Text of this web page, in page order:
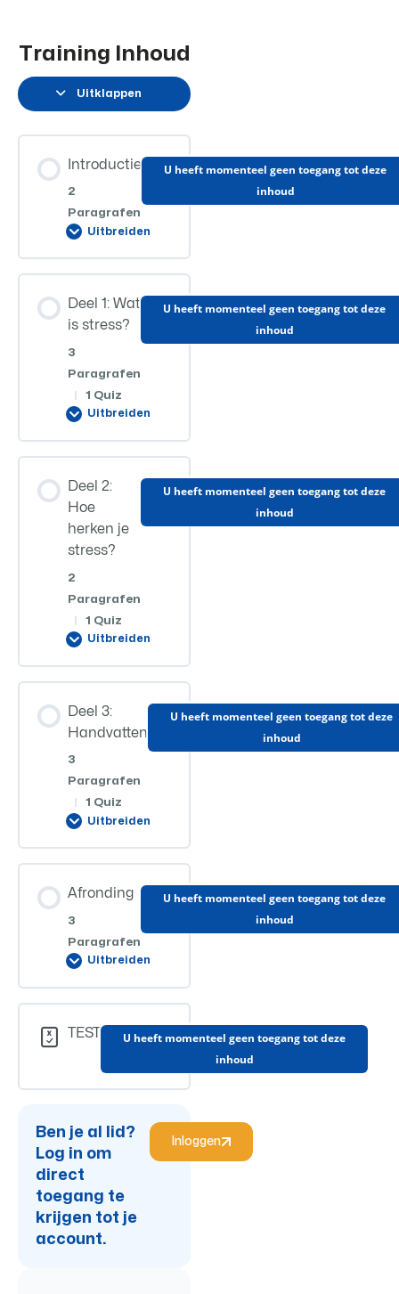
Training Inhoud
Uitklappen
Introductie
2
Paragrafen
U heeft momenteel geen toegang tot deze
inhoud
Uitbreiden
inhoud
stappen
Introductie
Deel 1: Wat
is stress?
3
Paragrafen
|
1 Quiz
U heeft momenteel geen toegang tot deze
inhoud
Uitbreiden
inhoud
VOLTOOID
stappen
Deel 1 – Module 2
Deel 1 – Slides
Deel 2:
Hoe
herken je
stress?
2
Paragrafen
|
1 Quiz
U heeft momenteel geen toegang tot deze
inhoud
Uitbreiden
inhoud
stappen
Deel 2
Deel 2 – Zelftest
Deel 3:
Handvatten
3
Paragrafen
1 Quiz
U heeft momenteel geen toegang tot deze
inhoud
Uitbreiden
inhoud
0%
stappen
Deel 3 – Zelftest
Afronding
3
Paragrafen
U heeft momenteel geen toegang tot deze
inhoud
Uitbreiden
inhoud
VOLTOOID
stappen
Afronding
Afronding – Slides
TEST
U heeft momenteel geen toegang tot deze
inhoud
Ben je al lid?
Log in om
direct
toegang te
krijgen tot je
account.
Inloggen